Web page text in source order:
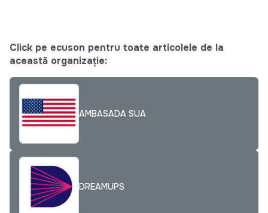
Click pe ecuson pentru toate articolele de la
această organizație:
AMBASADA SUA
DREAMUPS